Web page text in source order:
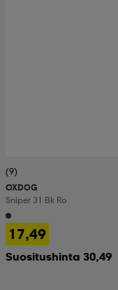
(9)
OXDOG
Sniper 31 Bk Ro
17,49
Suositushinta 30,49